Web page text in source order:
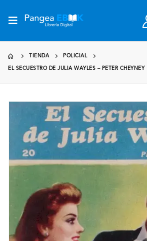
TIENDA POLICIAL
EL SECUESTRO DE JULIA WAYLES – PETER CHEYNEY